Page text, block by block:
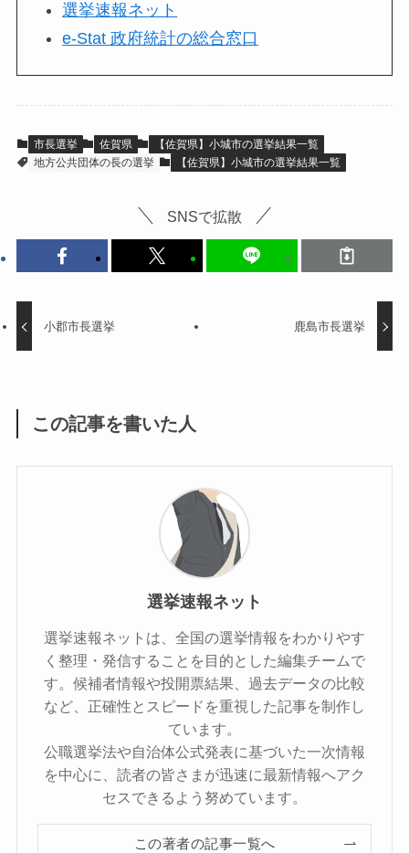
選挙速報ネット
e-Stat 政府統計の総合窓口
市長選挙 佐賀県
【佐賀県】小城市の選挙結果一覧
地方公共団体の長の選挙
【佐賀県】小城市の選挙結果一覧
SNSで拡散
小郡市長選挙 鹿島市長選挙
この記事を書いた人
選挙速報ネット
選挙速報ネットは、全国の選挙情報をわかりやす
く整理・発信することを目的とした編集チームで
す。候補者情報や投開票結果、過去データの比較
など、正確性とスピードを重視した記事を制作し
ています。
公職選挙法や自治体公式発表に基づいた一次情報
を中心に、読者の皆さまが迅速に最新情報へアク
セスできるよう努めています。
この著者の記事一覧へ